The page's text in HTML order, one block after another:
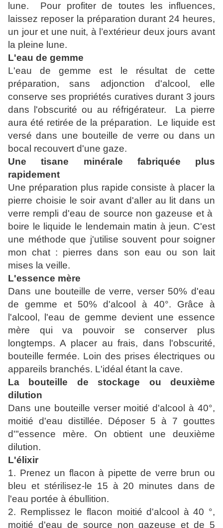
lune. Pour profiter de toutes les influences,
laissez reposer la préparation durant 24 heures,
un jour et une nuit, à l’extérieur deux jours avant
la pleine lune.
L'eau de gemme
L'eau de gemme est le résultat de cette
préparation, sans adjonction d'alcool, elle
conserve ses propriétés curatives durant 3 jours
dans l'obscurité ou au réfrigérateur. La pierre
aura été retirée de la préparation. Le liquide est
versé dans une bouteille de verre ou dans un
bocal recouvert d'une gaze.
Une tisane minérale fabriquée plus
rapidement
Une préparation plus rapide consiste à placer la
pierre choisie le soir avant d'aller au lit dans un
verre rempli d'eau de source non gazeuse et à
boire le liquide le lendemain matin à jeun. C'est
une méthode que j'utilise souvent pour soigner
mon chat : pierres dans son eau ou son lait
mises la veille.
L'essence mère
Dans une bouteille de verre, verser 50% d'eau
de gemme et 50% d'alcool à 40°. Grâce à
l'alcool, l'eau de gemme devient une essence
mère qui va pouvoir se conserver plus
longtemps. A placer au frais, dans l'obscurité,
bouteille fermée. Loin des prises électriques ou
appareils branchés. L'idéal étant la cave.
La bouteille de stockage ou deuxième
dilution
Dans une bouteille verser moitié d'alcool à 40°,
moitié d'eau distillée. Déposer 5 à 7 gouttes
d'"essence mère. On obtient une deuxième
dilution.
L'élixir
1. Prenez un flacon à pipette de verre brun ou
bleu et stérilisez-le 15 à 20 minutes dans de
l'eau portée à ébullition.
2. Remplissez le flacon moitié d'alcool à 40 °,
moitié d'eau de source non gazeuse et de 5